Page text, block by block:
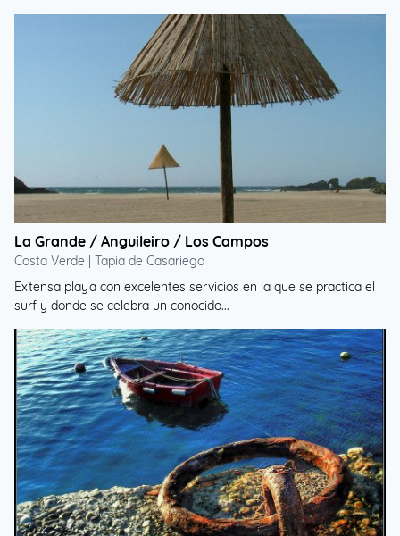
La Grande / Anguileiro / Los Campos
Costa Verde | Tapia de Casariego
Extensa playa con excelentes servicios en la que se practica el
surf y donde se celebra un conocido...